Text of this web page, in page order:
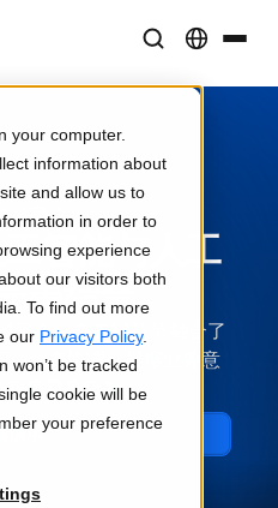
your computer.
information about
and allow us to
in order to
experience
our visitors both
To find out more
our Privacy Policy.
won’t be tracked
cookie will be
your preference
义口译
智能与人工
美结合
平台，在关键环节融合了
。动态协调。根据业务意
程度量身定制。
演示